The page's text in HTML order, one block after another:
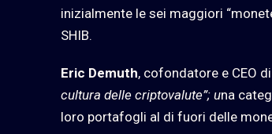
inizialmente le sei maggiori
SHIB.
Eric Demuth, cofondatore e CEO
cultura delle criptovalute”; una
loro portafogli al di fuori delle